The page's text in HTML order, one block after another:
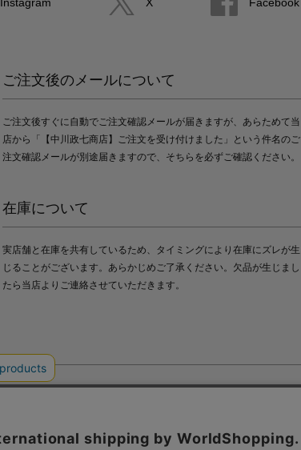
ご注文後のメールについて
ご注文後すぐに自動でご注文確認メールが届きますが、あらためて当
店から「【中川政七商店】ご注文を受け付けました」という件名のご
注文確認メールが別途届きますので、そちらを必ずご確認ください。
在庫について
実店舗と在庫を共有しているため、タイミングにより在庫にズレが生
じることがございます。あらかじめご了承ください。欠品が生じまし
たら当店よりご連絡させていただきます。